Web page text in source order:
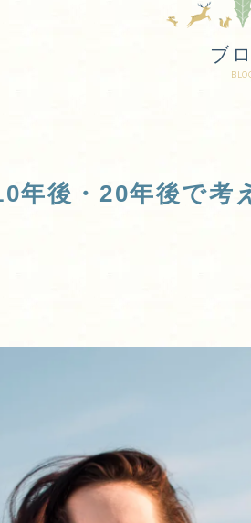
ブ
年後・20年後で考